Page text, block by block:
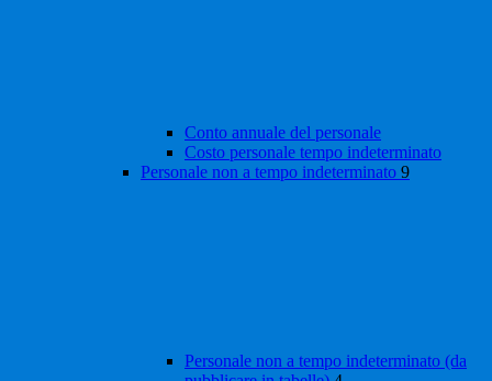
Conto annuale del personale
Costo personale tempo indeterminato
Personale non a tempo indeterminato 9
Personale non a tempo indeterminato (da